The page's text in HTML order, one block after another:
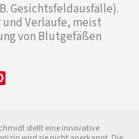
Gesichtsfeldausfälle).
und Verläufe, meist
von Blutgefäßen
stellt eine innovative